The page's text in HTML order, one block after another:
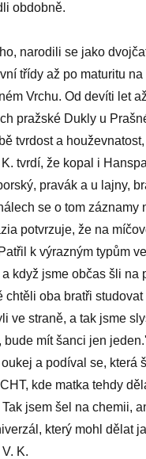
obdobně.
narodili se jako
třídy až po maturitu na
Vrchu. Od devíti let
pražské Dukly u
tvrdost a
tvrdí, že kopal i
pravák a u lajny,
se o tom záznamy
potvrzuje, že na
k výrazným typům
když jsme občas šli na
chtěli oba bratři studovat
ve straně, a tak jsme
bude mít šanci jen
a podíval se, která
kde matka tehdy
jsem šel na chemii,
který mohl dělat
K.